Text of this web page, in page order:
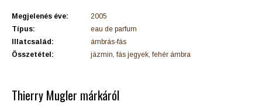
Megjelenés éve:
2005
Típus:
eau de parfum
Illatcsalád:
ámbrás-fás
Összetétel:
jázmin, fás jegyek, fehér ámbra
Thierry Mugler márkáról